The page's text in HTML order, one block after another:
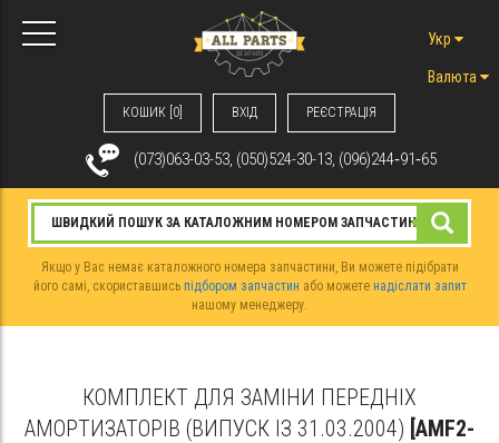
КОШИК [0] ВХIД РЕЄСТРАЦІЯ
Укр
Валюта
(073)063-03-53, (050)524-30-13, (096)244‑91‑65
Якщо у Вас немає каталожного номера запчастини, Ви можете підібрати
його самі, скориставшись підбором запчастин або можете надіслати запит
нашому менеджеру.
КОМПЛЕКТ ДЛЯ ЗАМІНИ ПЕРЕДНІХ
АМОРТИЗАТОРІВ (ВИПУСК ІЗ 31.03.2004) [AMF2-